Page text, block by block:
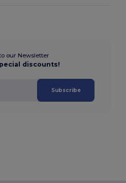
our Newsletter
discounts!
Subscribe